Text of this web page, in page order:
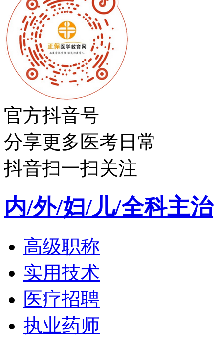
官方抖音号
分享更多医考日常
抖音扫一扫关注
内/外/妇/儿/全科主治
高级职称
实用技术
医疗招聘
执业药师